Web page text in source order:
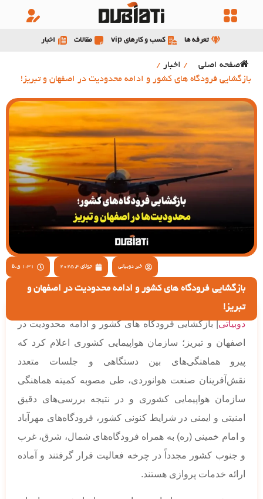
تعرفه ها کسب و کارهای vip مقالات اخبار
صفحه اصلی / اخبار /
بازگشایی فرودگاه های کشور و ادامه محدودیت در اصفهان و تبریز!
خبر دوبیاتی جولای 4, 2025 1:31 ق.ظ
بازگشایی فرودگاه های کشور و ادامه محدودیت در اصفهان و
تبریز!
دوبیاتی| بازگشایی فرودگاه های کشور و ادامه محدودیت در
اصفهان و تبریز؛ سازمان هواپیمایی کشوری اعلام کرد که
پیرو هماهنگی‌های بین دستگاهی و جلسات متعدد
نقش‌آفرینان صنعت هوانوردی، طی مصوبه کمیته هماهنگی
سازمان هواپیمایی کشوری و در نتیجه بررسی‌های دقیق
امنیتی و ایمنی در شرایط کنونی کشور، فرودگاه‌های مهرآباد
و امام خمینی (ره) به همراه فرودگاه‌های شمال، شرق، غرب
و جنوب کشور مجدداً در چرخه فعالیت قرار گرفتند و آماده
ارائه خدمات پروازی هستند.